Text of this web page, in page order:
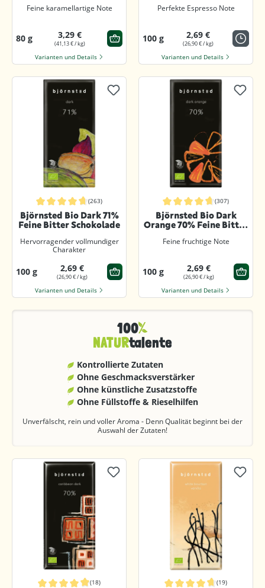
Feine karamellartige Note
80 g 3,29 €
(41,13 € / kg)
Varianten und Details
Perfekte Espresso Note
100 g 2,69 €
(26,90 € / kg)
Varianten und Details
Durchschnittliche Bewertung von 4.8 von 5 Sternen
(263)
Björnsted Bio Dark 71%
Feine Bitter Schokolade
Hervorragender vollmundiger
Charakter
100 g 2,69 €
(26,90 € / kg)
Varianten und Details
Durchschnittliche Bewertung von
(307)
Björnsted Bio Dark
Orange 70% Feine Bitter
Orange Schokolade
Feine fruchtige Note
100 g 2,69 €
(26,90 € / kg)
Varianten und Details
100
NATURtalente
Kontrollierte Zutaten
Ohne Geschmacks­verstärker
Ohne künstliche Zusatzstoffe
Ohne Füllstoffe & Rieselhilfen
Unverfälscht, rein und voller Aroma - Denn Qualität beginnt bei der
Auswahl der Zutaten!
(18) (19)